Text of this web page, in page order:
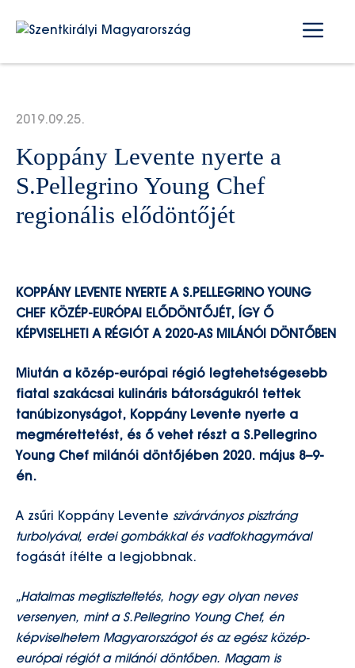
Koppány Levente nyerte a
S.Pellegrino Young Chef
regionális elődöntőjét
2019.09.25.
KOPPÁNY LEVENTE NYERTE A S.PELLEGRINO YOUNG
CHEF KÖZÉP-EURÓPAI ELŐDÖNTŐJÉT, ÍGY Ő
KÉPVISELHETI A RÉGIÓT A 2020-AS MILÁNÓI DÖNTŐBEN
Miután a közép-európai régió legtehetségesebb
fiatal szakácsai kulináris bátorságukról tettek
tanúbizonyságot, Koppány Levente nyerte a
megmérettetést, és ő vehet részt a S.Pellegrino
Young Chef milánói döntőjében 2020. május 8–9-
én.
A zsűri Koppány Levente szivárványos pisztráng
turbolyával, erdei gombákkal és vadfokhagymával
fogását ítélte a legjobbnak.
„Hatalmas megtiszteltetés, hogy egy olyan neves
versenyen, mint a S.Pellegrino Young Chef, én
képviselhetem Magyarországot és az egész közép-
európai régiót a milánói döntőben. Magam is